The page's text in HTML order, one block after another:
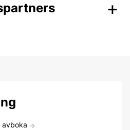
avboka